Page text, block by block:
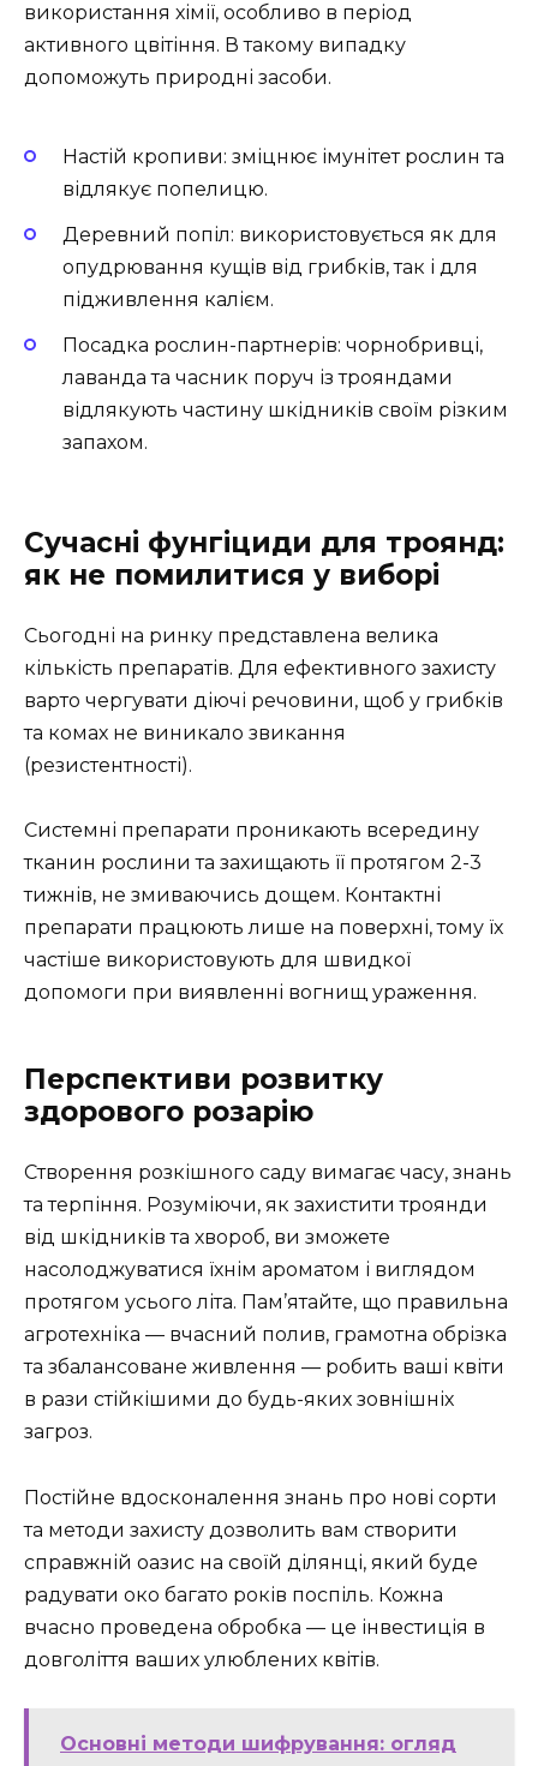
використання хімії, особливо в період
активного цвітіння. В такому випадку
допоможуть природні засоби.
Настій кропиви: зміцнює імунітет рослин та
відлякує попелицю.
Деревний попіл: використовується як для
опудрювання кущів від грибків, так і для
підживлення калієм.
Посадка рослин-партнерів: чорнобривці,
лаванда та часник поруч із трояндами
відлякують частину шкідників своїм різким
запахом.
Сучасні фунгіциди для троянд:
як не помилитися у виборі
Сьогодні на ринку представлена велика
кількість препаратів. Для ефективного захисту
варто чергувати діючі речовини, щоб у грибків
та комах не виникало звикання
(резистентності).
Системні препарати проникають всередину
тканин рослини та захищають її протягом 2-3
тижнів, не змиваючись дощем. Контактні
препарати працюють лише на поверхні, тому їх
частіше використовують для швидкої
допомоги при виявленні вогнищ ураження.
Перспективи розвитку
здорового розарію
Створення розкішного саду вимагає часу, знань
та терпіння. Розуміючи, як захистити троянди
від шкідників та хвороб, ви зможете
насолоджуватися їхнім ароматом і виглядом
протягом усього літа. Пам’ятайте, що правильна
агротехніка — вчасний полив, грамотна обрізка
та збалансоване живлення — робить ваші квіти
в рази стійкішими до будь-яких зовнішніх
загроз.
Постійне вдосконалення знань про нові сорти
та методи захисту дозволить вам створити
справжній оазис на своїй ділянці, який буде
радувати око багато років поспіль. Кожна
вчасно проведена обробка — це інвестиція в
довголіття ваших улюблених квітів.
Основні методи шифрування: огляд